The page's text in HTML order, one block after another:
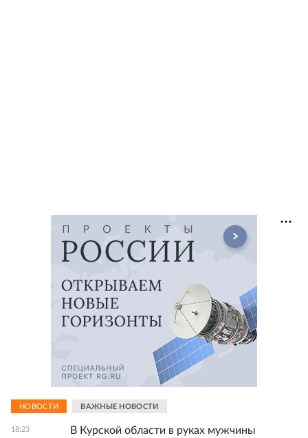
НОВОСТИ ВАЖНЫЕ НОВОСТИ
18:23
В Курской области в руках мужчины